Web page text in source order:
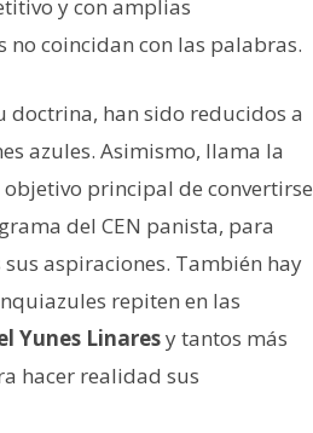
y con amplias
coincidan con las palabras.
doctrina, han sido reducidos a
azules. Asimismo, llama la
principal de convertirse
del CEN panista, para
aspiraciones. También hay
repiten en las
Yunes Linaresy tantos más
hacer realidad sus